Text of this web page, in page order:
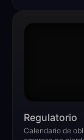
Regulatorio​
Calendario de